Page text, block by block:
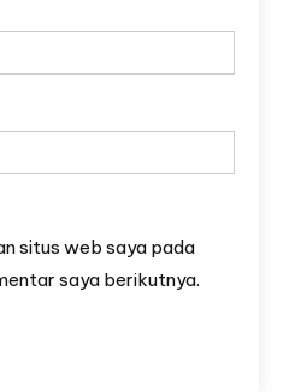
situs web saya pada
saya berikutnya.